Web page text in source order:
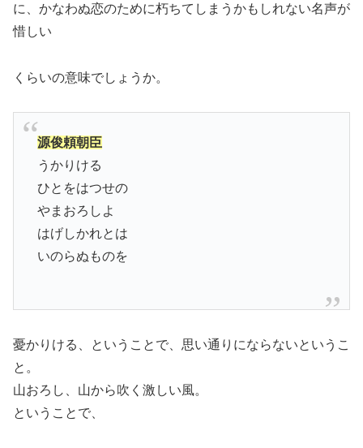
に、かなわぬ恋のために朽ちてしまうかもしれない名声が
惜しい
くらいの意味でしょうか。
源俊頼朝臣
うかりける
ひとをはつせの
やまおろしよ
はげしかれとは
いのらぬものを
憂かりける、ということで、思い通りにならないというこ
と。
山おろし、山から吹く激しい風。
ということで、